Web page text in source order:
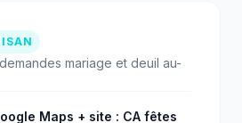
mariage et deuil au-
Maps + site : CA fêtes